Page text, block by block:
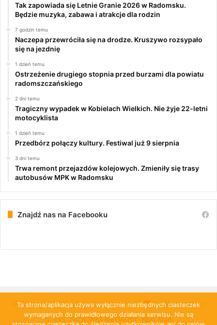
Tak zapowiada się Letnie Granie 2026 w Radomsku.
Będzie muzyka, zabawa i atrakcje dla rodzin
7 godzin temu
Naczepa przewróciła się na drodze. Kruszywo rozsypało
się na jezdnię
1 dzień temu
Ostrzeżenie drugiego stopnia przed burzami dla powiatu
radomszczańskiego
2 dni temu
Tragiczny wypadek w Kobielach Wielkich. Nie żyje 22-letni
motocyklista
1 dzień temu
Przedbórz połączy kultury. Festiwal już 9 sierpnia
3 dni temu
Trwa remont przejazdów kolejowych. Zmieniły się trasy
autobusów MPK w Radomsku
Znajdź nas na Facebooku
© Copyright 2026, All Rights Reserved | PulsRadomska.pl
O NAS PATRONAT MEDIALNY REKLAMA
Ta strona/aplikacja używa wyłącznie niezbędnych ciasteczek
wymaganych do prawidłowego działania serwisu. Nie są